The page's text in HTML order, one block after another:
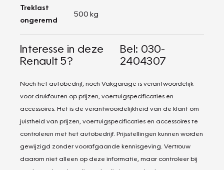
Treklast
ongeremd
500 kg
Interesse in deze
Renault 5?
Bel: 030-
2404307
Noch het autobedrijf, noch Vakgarage is verantwoordelijk
voor drukfouten op prijzen, voertuigspecificaties en
accessoires. Het is de verantwoordelijkheid van de klant om
juistheid van prijzen, voertuigspecificaties en accessoires te
controleren met het autobedrijf. Prijsstellingen kunnen worden
gewijzigd zonder voorafgaande kennisgeving. Vertrouw
daarom niet alleen op deze informatie, maar controleer bij